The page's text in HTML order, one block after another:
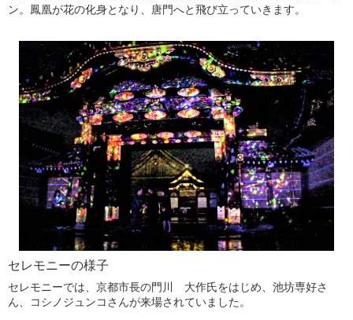
ン。鳳凰が花の化身となり、唐門へと飛び立っていきます。
セレモニーの様子
セレモニーでは、京都市長の門川 大作氏をはじめ、池坊専好さ
ん、コシノジュンコさんが来場されていました。